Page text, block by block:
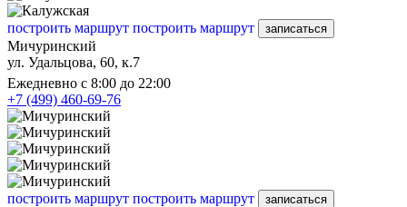
построить маршрут построить маршрут записаться
Мичуринский
ул. Удальцова, 60, к.7
Ежедневно с 8:00 до 22:00
+7 (499) 460-69-76
построить маршрут построить маршрут записаться